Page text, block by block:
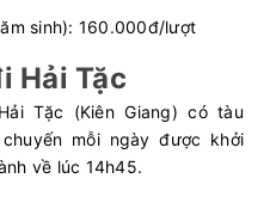
sinh): 160.000đ/lượt
Hải Tặc
Tặc (Kiên Giang) có tàu
mỗi ngày được khởi
về lúc 14h45.